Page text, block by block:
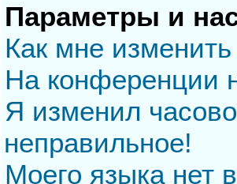
Параметры и
Как мне
На конференции
Я изменил
неправильное!
Моего языка нет